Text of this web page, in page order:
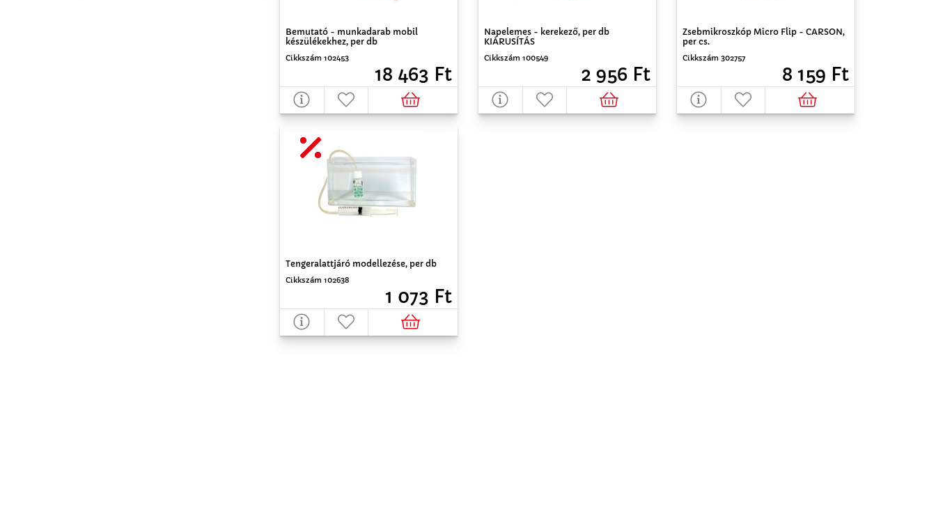
Bemutató - munkadarab mobil
készülékekhez, per db
Cikkszám 102453
18 463 Ft
Napelemes - kerekező, per db
KIÁRUSÍTÁS
Cikkszám 100549
2 956 Ft
Zsebmikroszkóp Micro Flip - CARSON,
per cs.
Cikkszám 302757
8 159 Ft
Tengeralattjáró modellezése, per db
Cikkszám 102638
1 073 Ft